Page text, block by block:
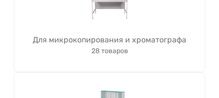
Для микрокопирования и хроматографа
28 товаров